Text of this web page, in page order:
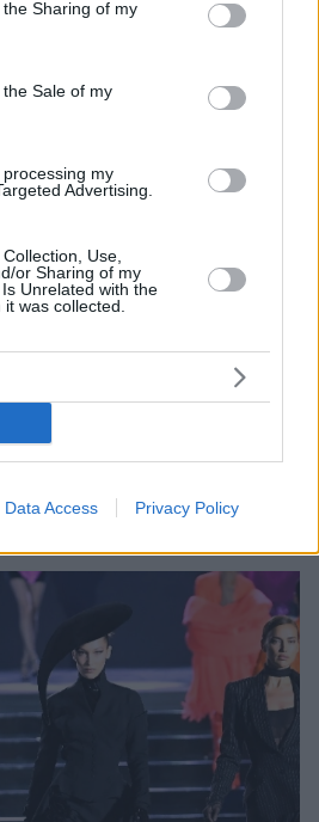
usage behaviour. You may click to
Google and its third-party tags to
purposes in below Google
Sharing of my
Sale of my
my
Advertising.
Use,
or Sharing of my
Unrelated with the
was collected.
Data Access Privacy Policy
Τα νέα πρόσωπα της
και κορίτσια, γεννημένα
ήδη τα πρώτα τους βήματα σε